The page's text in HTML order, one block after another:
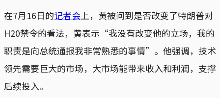
在7月16日的记者会 上，黄被问到是否改变了特朗普对
H20禁令的看法，黄表示“我没有改变他的立场，我的
职责是向总统通报我非常熟悉的事情”。他强调，技术
领先需要巨大的市场，大市场能带来收入和利润，支撑
后续投入。